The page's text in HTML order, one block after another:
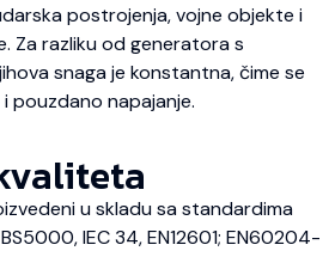
postrojenja, vojne objekte i
Za razliku od generatora s
snaga je konstantna, čime se
pouzdano napajanje.
u skladu sa standardima
IEC 34, EN12601; EN60204-